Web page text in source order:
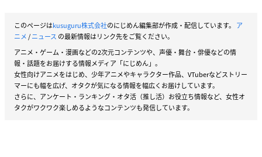
このページはkusuguru株式会社のにじめん編集部が作成・配信しています。 ア
ニメ/ニュース の最新情報はリンク先をご覧ください。
アニメ・ゲーム・漫画などの2次元コンテンツや、声優・舞台・俳優などの情
報・話題をお届けする情報メディア「にじめん」。
女性向けアニメをはじめ、少年アニメやキャラクター作品、VTuberなどストリー
マーにも幅を広げ、オタクが気になる情報を幅広くお届けしています。
さらに、アンケート・ランキング・オタ活（推し活）お役立ち情報など、女性オ
タクがワクワク楽しめるようなコンテンツも発信しています。